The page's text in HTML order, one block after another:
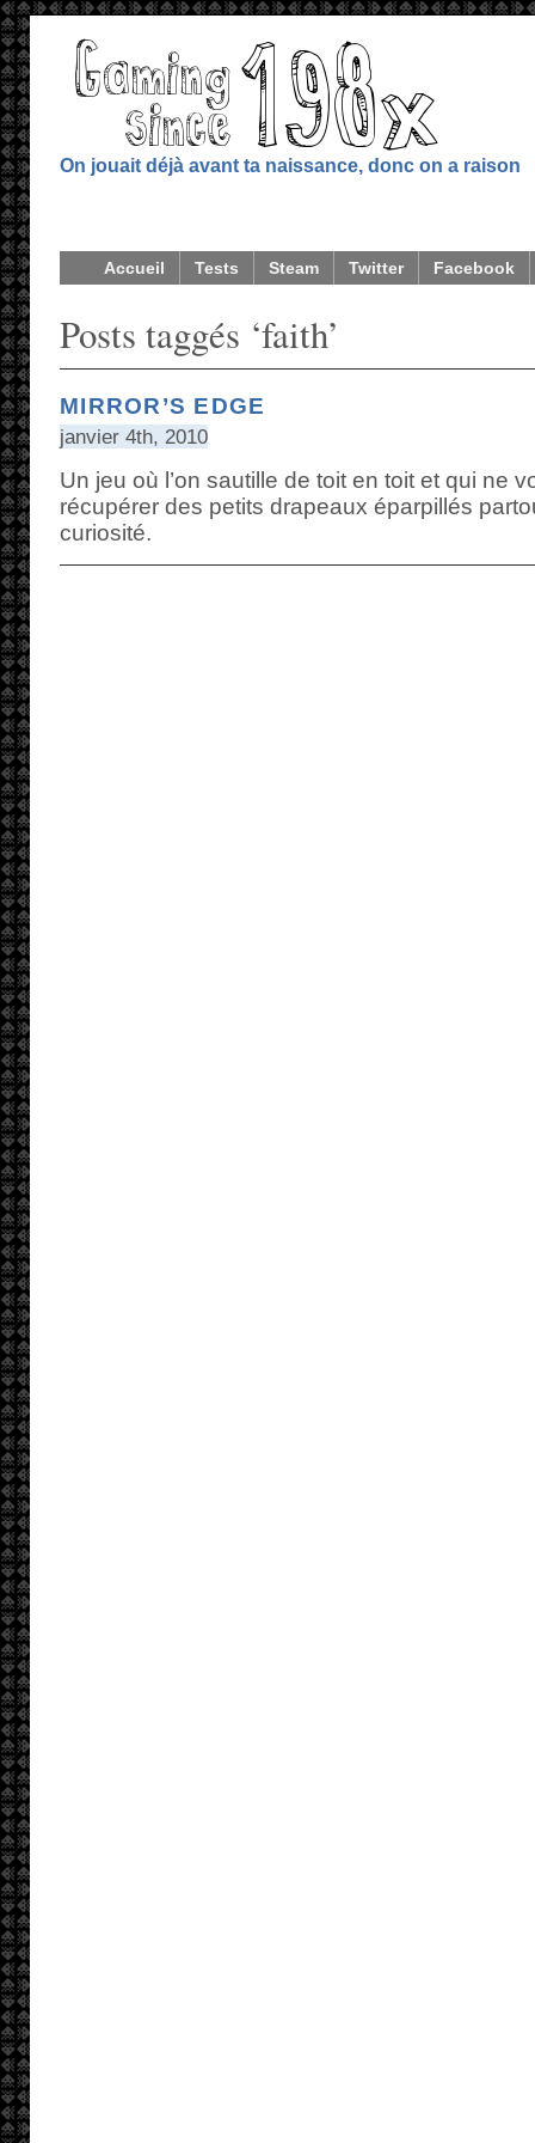
On jouait déjà avant ta naissance, donc on a raison
Accueil Tests Steam Twitter Facebook
Posts taggés ‘faith’
MIRROR’S EDGE
janvier 4th, 2010
Un jeu où l’on sautille de toit en toit et qui ne
récupérer des petits drapeaux éparpillés
curiosité.